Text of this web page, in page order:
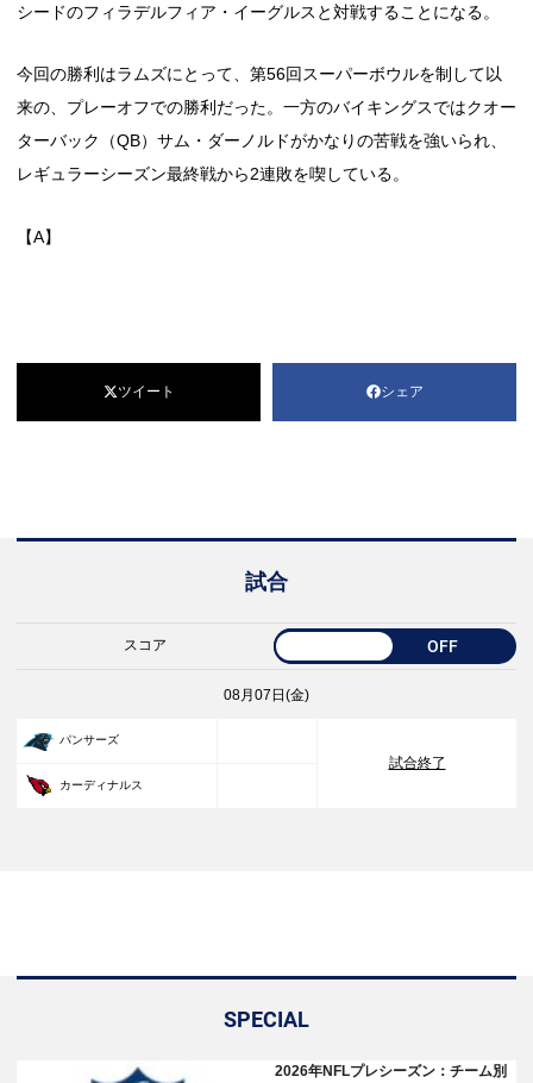
シードのフィラデルフィア・イーグルスと対戦することになる。
今回の勝利はラムズにとって、第56回スーパーボウルを制して以
来の、プレーオフでの勝利だった。一方のバイキングスではクオー
ターバック（QB）サム・ダーノルドがかなりの苦戦を強いられ、
レギュラーシーズン最終戦から2連敗を喫している。
【A】
ツイート シェア
試合
スコア OFF
08月07日(金)
パンサーズ
試合終了
カーディナルス
SPECIAL
2026年NFLプレシーズン：チーム別